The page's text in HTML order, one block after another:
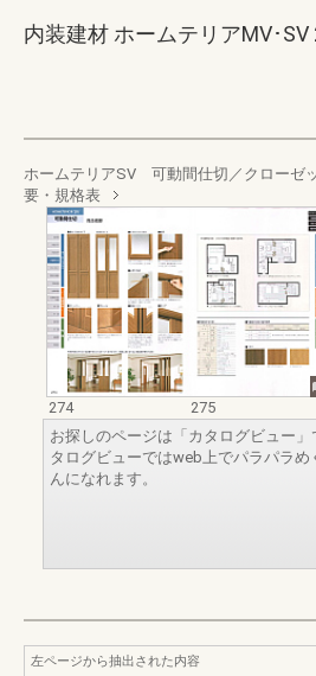
内装建材 ホームテリアMV･
ホームテリアSV 可動間仕切／クローゼ
要・規格表
274
275
お探しのページは「カタログビュー
タログビューではweb上でパラパラ
んになれます。
左ページから抽出された内容